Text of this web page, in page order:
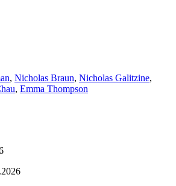
, Nicholas Braun, Nicholas Galitzine,
, Emma Thompson